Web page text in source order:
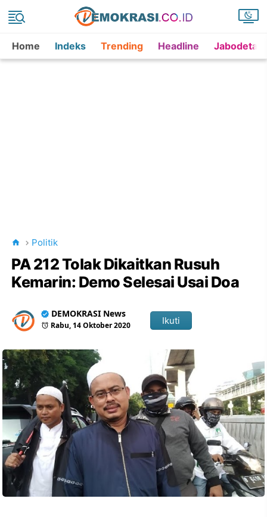
Home Indeks Trending Headline
Politik
PA 212 Tolak Dikaitkan Rusuh
Kemarin: Demo Selesai Usai Doa
DEMOKRASI News
Rabu, 14 Oktober 2020 Ikuti